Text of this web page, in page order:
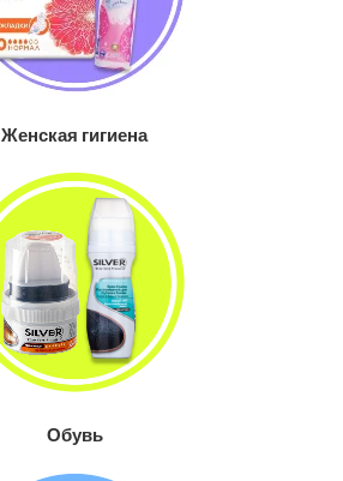
Женская гигиена
Обувь